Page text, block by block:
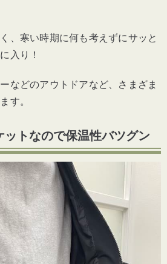
、寒い時期に何も考えずにサッと
入り！
などのアウトドアなど、さまざま
す。
ットなので保温性バツグン